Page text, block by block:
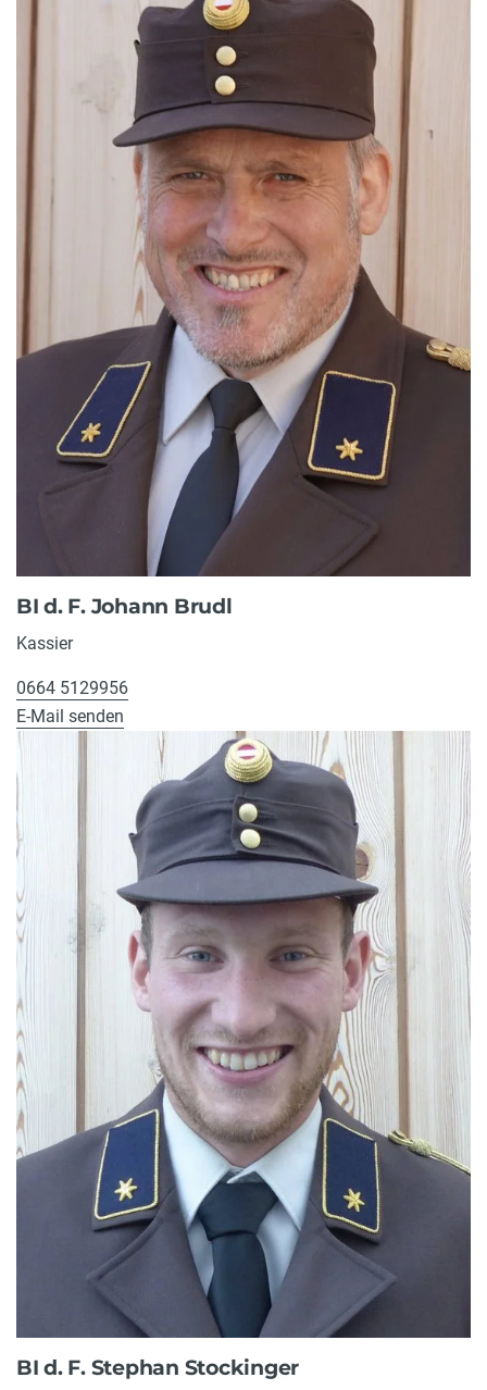
BI d. F. Johann Brudl
Kassier
0664 5129956
E-Mail senden
BI d. F. Stephan Stockinger